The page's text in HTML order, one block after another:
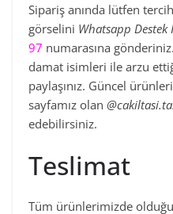
Sipariş anında lütfen
görselini Whatsapp Destek
97 numarasına
damat isimleri ile arzu
paylaşınız. Güncel
sayfamız olan
edebilirsiniz.
Teslimat
Tüm ürünlerimizde